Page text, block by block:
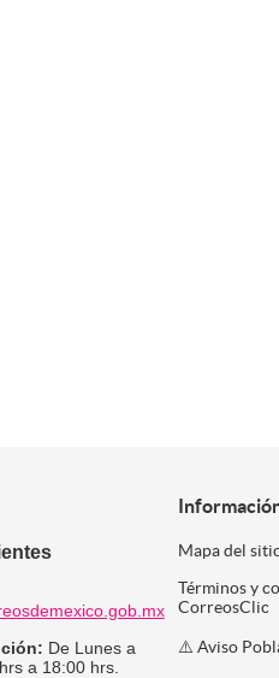
De Lunes a
a 18:00 hrs.
Mapa del
Términos y
CorreosClic
⚠️ Aviso